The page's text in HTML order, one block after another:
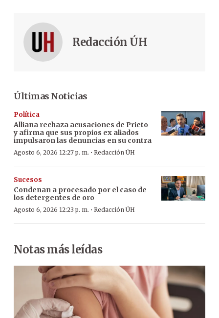
Redacción ÚH
Últimas Noticias
Política
Alliana rechaza acusaciones de Prieto
y afirma que sus propios ex aliados
impulsaron las denuncias en su contra
Agosto 6, 2026 12:27 p. m. · Redacción ÚH
Sucesos
Condenan a procesado por el caso de
los detergentes de oro
Agosto 6, 2026 12:23 p. m. · Redacción ÚH
Notas más leídas